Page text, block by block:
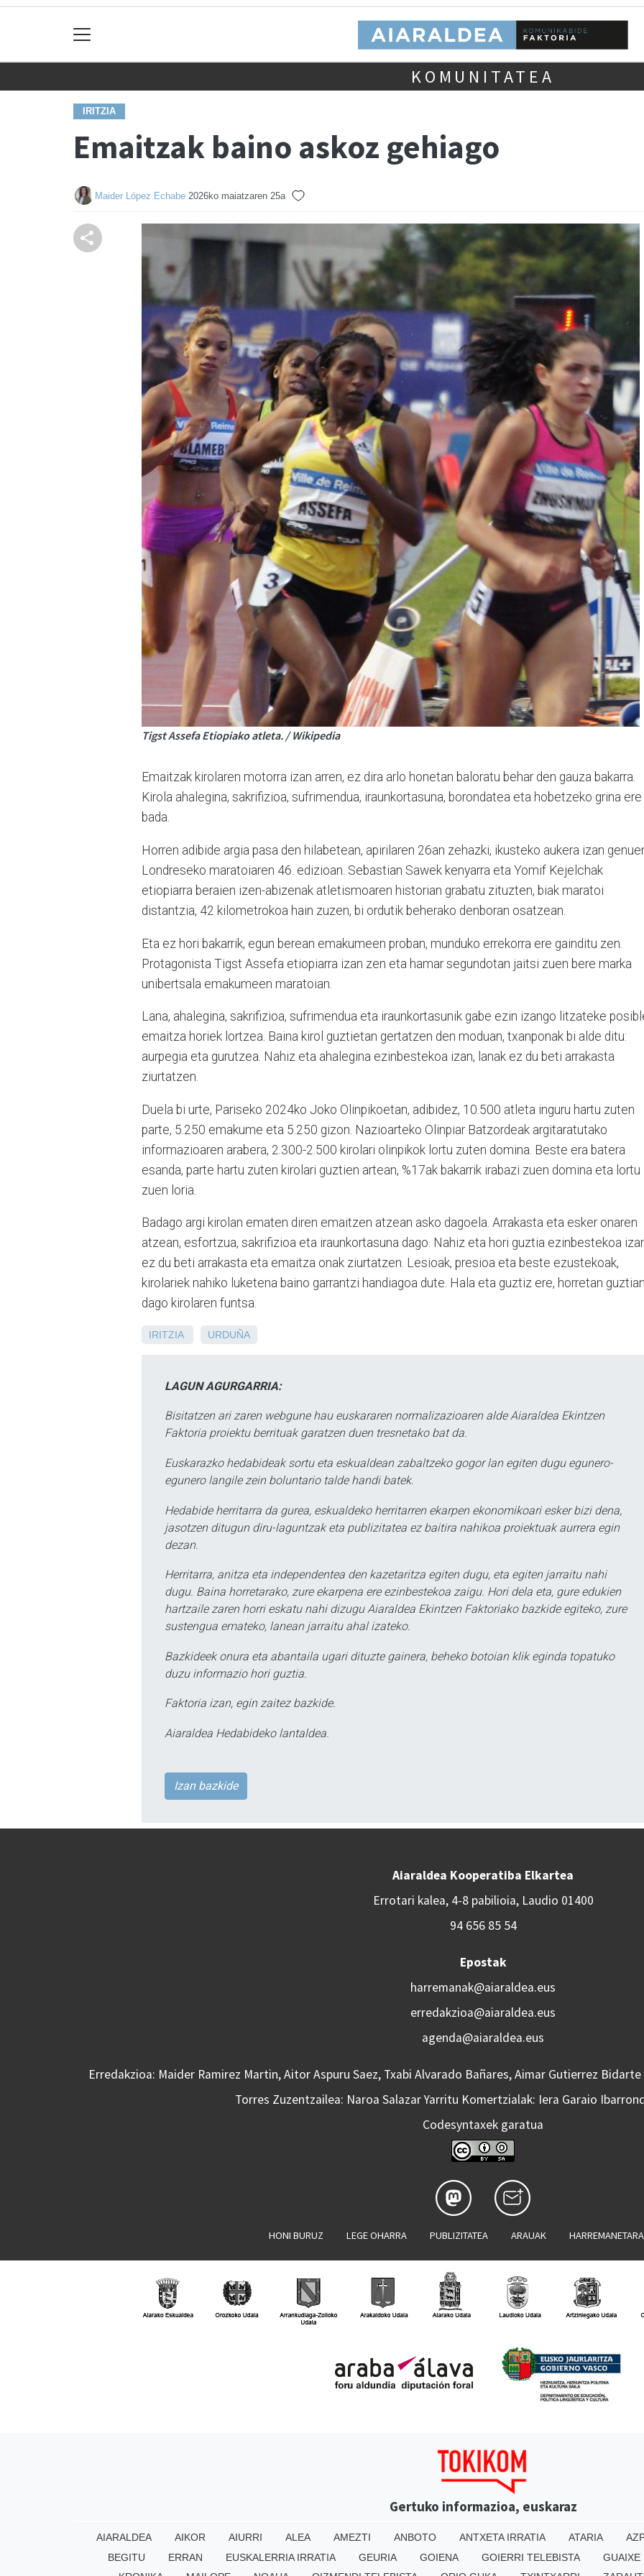
KOMUNITATEA
IRITZIA
Emaitzak baino askoz gehiago
Maider López Echabe 2026ko maiatzaren 25a
Tigst Assefa Etiopiako atleta. / Wikipedia
Emaitzak kirolaren motorra izan arren, ez dira arlo honetan baloratu behar den gauza bakarra.
Kirola ahalegina, sakrifizioa, sufrimendua, iraunkortasuna, borondatea eta hobetzeko grina ere
bada.
Horren adibide argia pasa den hilabetean, apirilaren 26an zehazki, ikusteko aukera izan
Londreseko maratoiaren 46. edizioan. Sebastian Sawek kenyarra eta Yomif Kejelchak
etiopiarra beraien izen-abizenak atletismoaren historian grabatu zituzten, biak maratoi
distantzia, 42 kilometrokoa hain zuzen, bi ordutik beherako denboran osatzean.
Eta ez hori bakarrik, egun berean emakumeen proban, munduko errekorra ere gainditu zen.
Protagonista Tigst Assefa etiopiarra izan zen eta hamar segundotan jaitsi zuen bere marka
unibertsala emakumeen maratoian.
Lana, ahalegina, sakrifizioa, sufrimendua eta iraunkortasunik gabe ezin izango litzateke
emaitza horiek lortzea. Baina kirol guztietan gertatzen den moduan, txanponak bi alde ditu:
aurpegia eta gurutzea. Nahiz eta ahalegina ezinbestekoa izan, lanak ez du beti arrakasta
ziurtatzen.
Duela bi urte, Pariseko 2024ko Joko Olinpikoetan, adibidez, 10.500 atleta inguru hartu zuten
parte, 5.250 emakume eta 5.250 gizon. Nazioarteko Olinpiar Batzordeak argitaratutako
informazioaren arabera, 2.300-2.500 kirolari olinpikok lortu zuten domina. Beste era batera
esanda, parte hartu zuten kirolari guztien artean, %17ak bakarrik irabazi zuen domina eta lortu
zuen loria.
Badago argi kirolan ematen diren emaitzen atzean asko dagoela. Arrakasta eta esker onaren
atzean, esfortzua, sakrifizioa eta iraunkortasuna dago. Nahiz eta hori guztia ezinbestekoa
ez du beti arrakasta eta emaitza onak ziurtatzen. Lesioak, presioa eta beste ezustekoak,
kirolariek nahiko luketena baino garrantzi handiagoa dute. Hala eta guztiz ere, horretan guztian
dago kirolaren funtsa.
IRITZIA URDUÑA
LAGUN AGURGARRIA:
Bisitatzen ari zaren webgune hau euskararen normalizazioaren alde Aiaraldea Ekintzen
Faktoria proiektu berrituak garatzen duen tresnetako bat da.
Euskarazko hedabideak sortu eta eskualdean zabaltzeko gogor lan egiten dugu egunero-
egunero langile zein boluntario talde handi batek.
Hedabide herritarra da gurea, eskualdeko herritarren ekarpen ekonomikoari esker bizi dena,
jasotzen ditugun diru-laguntzak eta publizitatea ez baitira nahikoa proiektuak aurrera egin
dezan.
Herritarra, anitza eta independentea den kazetaritza egiten dugu, eta egiten jarraitu nahi
dugu. Baina horretarako, zure ekarpena ere ezinbestekoa zaigu. Hori dela eta, gure edukien
hartzaile zaren horri eskatu nahi dizugu Aiaraldea Ekintzen Faktoriako bazkide egiteko, zure
sustengua emateko, lanean jarraitu ahal izateko.
Bazkideek onura eta abantaila ugari dituzte gainera, beheko botoian klik eginda topatuko
duzu informazio hori guztia.
Faktoria izan, egin zaitez bazkide.
Aiaraldea Hedabideko lantaldea.
Izan bazkide
Aiaraldea Kooperatiba Elkartea
Errotari kalea, 4-8 pabilioia, Laudio 01400
94 656 85 54
Epostak
harremanak@aiaraldea.eus
erredakzioa@aiaraldea.eus
agenda@aiaraldea.eus
Erredakzioa: Maider Ramirez Martin, Aitor Aspuru Saez, Txabi Alvarado Bañares, Aimar Gutierrez
Torres Zuzentzailea: Naroa Salazar Yarritu Komertzialak: Iera Garaio
Codesyntaxek garatua
HONI BURUZ LEGE OHARRA PUBLIZITATEA ARAUAK
Gertuko informazioa, euskaraz
AIARALDEA AIKOR AIURRI ALEA AMEZTI ANBOTO ANTXETA IRRATIA ATARIA
BEGITU
ERRAN EUSKALERRIA IRRATIA GEURIA GOIENA GOIERRI TELEBISTA GUAIXE